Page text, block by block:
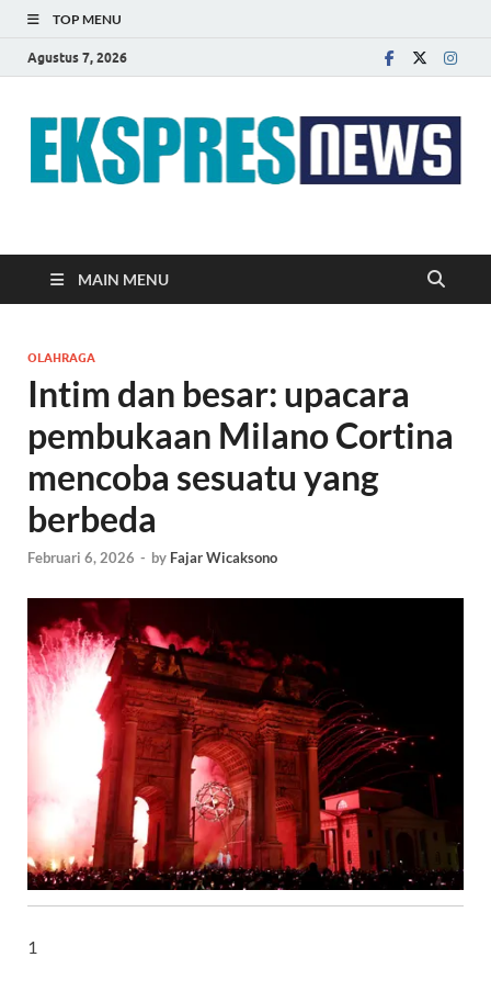
TOP MENU
Agustus 7, 2026
EKSPRES NEWS
MAIN MENU
OLAHRAGA
Intim dan besar: upacara
pembukaan Milano Cortina
mencoba sesuatu yang
berbeda
Februari 6, 2026 - by Fajar Wicaksono
1